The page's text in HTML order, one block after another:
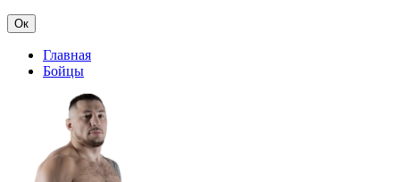
Ок
Главная
Бойцы